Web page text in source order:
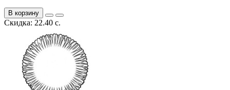
В корзину
Скидка: 22.40 с.